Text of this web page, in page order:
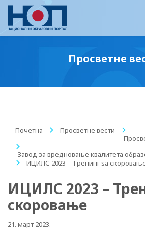
Просветне
Почетна / Просветне вести
/
/
Завод за вредновање квалитета
/
ИЦИЛС 2023 – Тренинг ѕа
ИЦИЛС 2023 –
скоровање
21. март 2023.